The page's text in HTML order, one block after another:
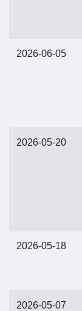
2026-06-05
2026-05-20
2026-05-18
2026-05-07